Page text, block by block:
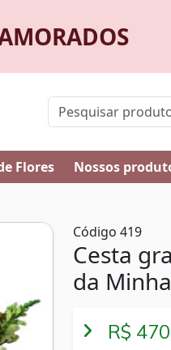
Flores Nossos
Código 419
Cesta
da
R$